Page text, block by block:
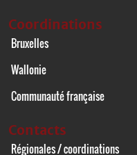
Coordinations
Bruxelles
Wallonie
Communauté française
Contacts
Régionales / coordinations